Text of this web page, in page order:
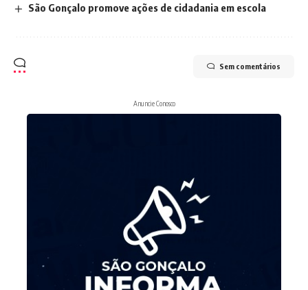
São Gonçalo promove ações de cidadania em escola
Sem comentários
Anuncie Conosco